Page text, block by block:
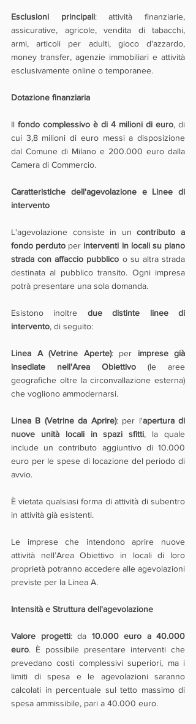
Esclusioni principali: attività finanziarie,
assicurative, agricole, vendita di tabacchi,
armi, articoli per adulti, gioco d'azzardo,
money transfer, agenzie immobiliari e attività
esclusivamente online o temporanee.
Dotazione finanziaria
Il fondo complessivo è di 4 milioni di euro, di
cui 3,8 milioni di euro messi a disposizione
dal Comune di Milano e 200.000 euro dalla
Camera di Commercio.
Caratteristiche dell'agevolazione e Linee di
intervento
L'agevolazione consiste in un contributo a
fondo perduto per interventi in locali su piano
strada con affaccio pubblico o su altra strada
destinata al pubblico transito. Ogni impresa
potrà presentare una sola domanda.
Esistono inoltre due distinte linee di
intervento, di seguito:
Linea A (Vetrine Aperte): per imprese già
insediate nell'Area Obiettivo (le aree
geografiche oltre la circonvallazione esterna)
che vogliono ammodernarsi.
Linea B (Vetrine da Aprire): per l'apertura di
nuove unità locali in spazi sfitti, la quale
include un contributo aggiuntivo di 10.000
euro per le spese di locazione del periodo di
avvio.
È vietata qualsiasi forma di attività di subentro
in attività già esistenti.
Le imprese che intendono aprire nuove
attività nell’Area Obiettivo in locali di loro
proprietà potranno accedere alle agevolazioni
previste per la Linea A.
Intensità e Struttura dell'agevolazione
Valore progetti: da 10.000 euro a 40.000
euro. È possibile presentare interventi che
prevedano costi complessivi superiori, ma i
limiti di spesa e le agevolazioni saranno
calcolati in percentuale sul tetto massimo di
spesa ammissibile, pari a 40.000 euro.